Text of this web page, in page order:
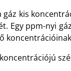
gáz kis
Egy ppm-nyi